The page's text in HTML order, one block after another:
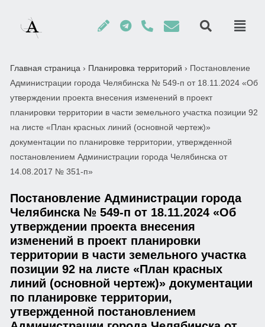
Главная страница › Планировка территорий › Постановление
Администрации города Челябинска № 549-п от 18.11.2024 «Об
утверждении проекта внесения изменений в проект
планировки территории в части земельного участка позиции 92
на листе «План красных линий (основной чертеж)»
документации по планировке территории, утвержденной
постановлением Администрации города Челябинска от
14.08.2017 № 351-п»
Постановление Администрации города
Челябинска № 549-п от 18.11.2024 «Об
утверждении проекта внесения
изменений в проект планировки
территории в части земельного участка
позиции 92 на листе «План красных
линий (основной чертеж)» документации
по планировке территории,
утвержденной постановлением